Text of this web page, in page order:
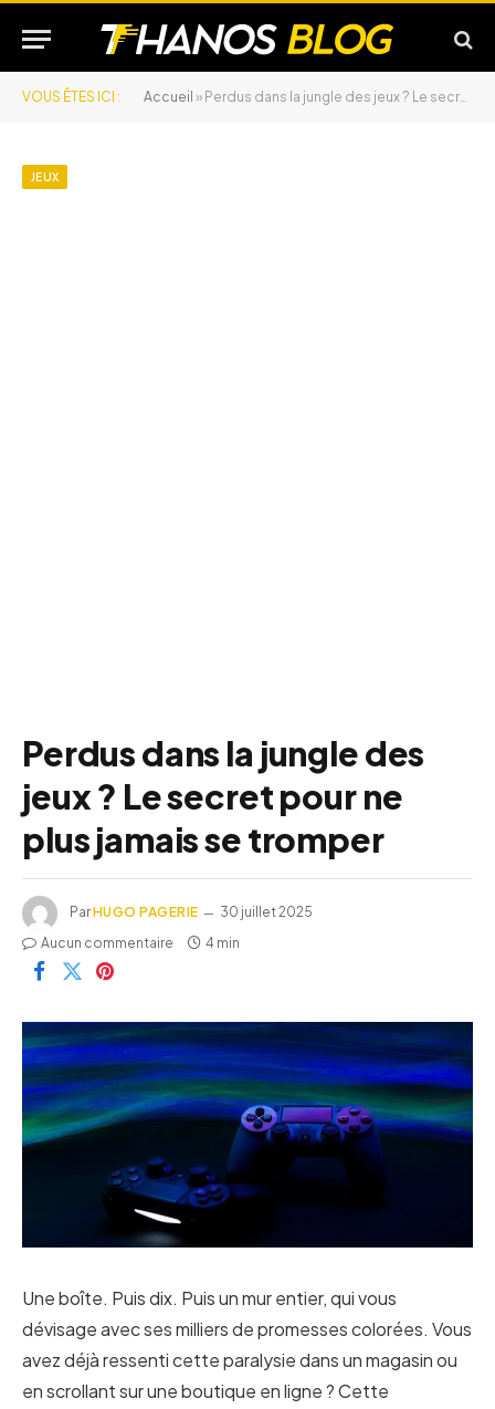
VOUS ÊTES ICI : Accueil » Perdus dans la jungle des jeux ? Le secret pour ne plus jamais se tromper
JEUX
Perdus dans la jungle des
jeux ? Le secret pour ne
plus jamais se tromper
ParHUGO PAGERIE
30 juillet 2025
Aucun commentaire
4 min
Une boîte. Puis dix. Puis un mur entier, qui vous
dévisage avec ses milliers de promesses colorées. Vous
avez déjà ressenti cette paralysie dans un magasin ou
en scrollant sur une boutique en ligne ? Cette